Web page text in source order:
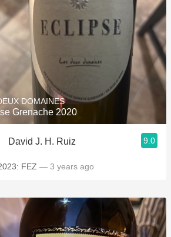
With Goat Cheese
Hops
Sour Beer
Mezcal
DOMAINES
Grenache 2020
David J. H. Ruiz 9.0
FEZ — 3 years ago